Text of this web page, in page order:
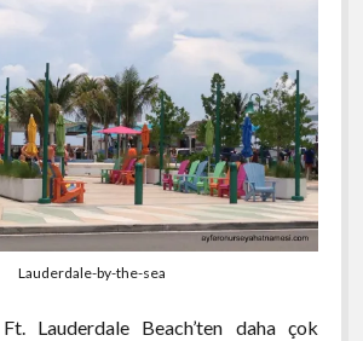
Lauderdale-by-the-sea
Lauderdale Beach’ten daha çok